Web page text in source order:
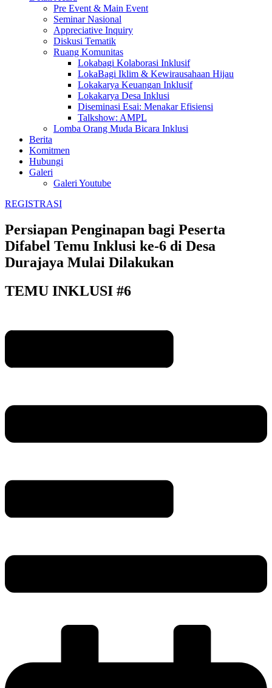
Pre Event & Main Event
Seminar Nasional
Appreciative Inquiry
Diskusi Tematik
Ruang Komunitas
Lokabagi Kolaborasi Inklusif
LokaBagi Iklim & Kewirausahaan Hijau
Lokakarya Keuangan Inklusif
Lokakarya Desa Inklusi
Diseminasi Esai: Menakar Efisiensi
Talkshow: AMPL
Lomba Orang Muda Bicara Inklusi
Berita
Komitmen
Hubungi
Galeri
Galeri Youtube
REGISTRASI
Persiapan Penginapan bagi Peserta
Difabel Temu Inklusi ke-6 di Desa
Durajaya Mulai Dilakukan
TEMU INKLUSI #6